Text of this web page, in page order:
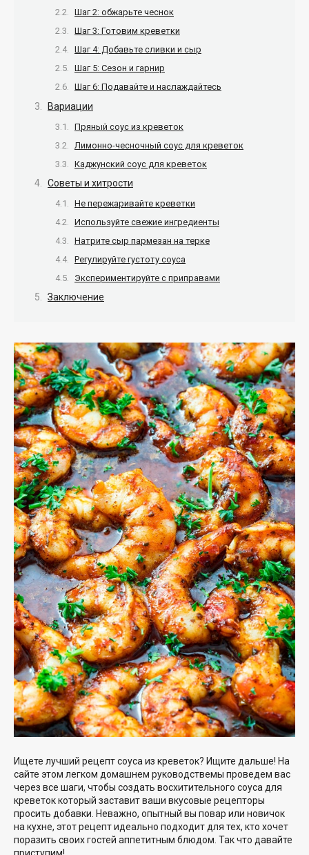
Шаг 2: обжарьте чеснок
Шаг 3: Готовим креветки
Шаг 4: Добавьте сливки и сыр
Шаг 5: Сезон и гарнир
Шаг 6: Подавайте и наслаждайтесь
Вариации
Пряный соус из креветок
Лимонно-чесночный соус для креветок
Каджунский соус для креветок
Советы и хитрости
Не пережаривайте креветки
Используйте свежие ингредиенты
Натрите сыр пармезан на терке
Регулируйте густоту соуса
Экспериментируйте с приправами
Заключение
Ищете лучший рецепт соуса из креветок? Ищите дальше! На
сайте этом легком домашнем руководствемы проведем вас
через все шаги, чтобы создать восхитительного соуса для
креветоккоторый заставит ваши вкусовые рецепторы
просить добавки. Неважно, опытный вы повар или новичок
на кухне, этот рецепт идеально подходит для тех, кто хочет
поразить своих гостей аппетитным блюдом. Так что давайте